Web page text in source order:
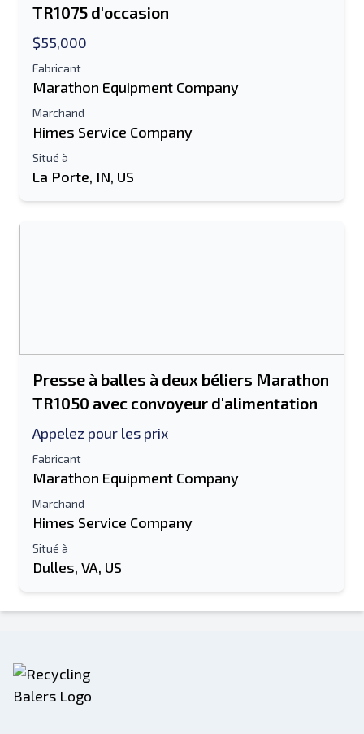
TR1075 d'occasion
$55,000
Fabricant
Marathon Equipment Company
Marchand
Himes Service Company
Situé à
La Porte, IN, US
Presse à balles à deux béliers Marathon
TR1050 avec convoyeur d'alimentation
Appelez pour les prix
Fabricant
Marathon Equipment Company
Marchand
Himes Service Company
Situé à
Dulles, VA, US